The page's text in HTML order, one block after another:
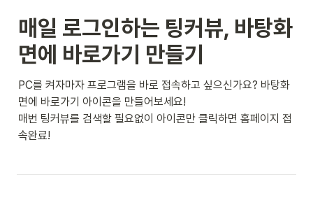
매일 로그인하는 팅커뷰, 바탕화
면에 바로가기 만들기
PC를 켜자마자 프로그램을 바로 접속하고 싶으신가요? 바탕화
면에 바로가기 아이콘을 만들어보세요!
매번 팅커뷰를 검색할 필요없이 아이콘만 클릭하면 홈페이지 접
속완료!